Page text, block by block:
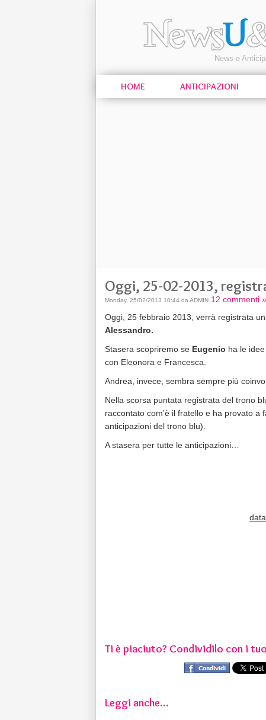
News e
HOME ANTICIPAZIONI
Oggi, 25-02-2013,
Monday, 25/02/2013 10:44 da ADMIN 12 commenti »
Oggi, 25 febbraio 2013, verrà registrata
Alessandro.
Stasera scopriremo se Eugenio ha le
con Eleonora e Francesca.
Andrea, invece, sembra sempre più
Nella scorsa puntata registrata del trono
raccontato com’è il fratello e ha provato
anticipazioni del trono blu).
A stasera per tutte le anticipazioni…
Ti è piaciuto? Condividilo con i
Leggi anche...